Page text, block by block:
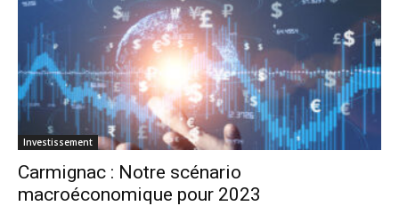
Investissement
Carmignac : Notre scénario
macroéconomique pour 2023